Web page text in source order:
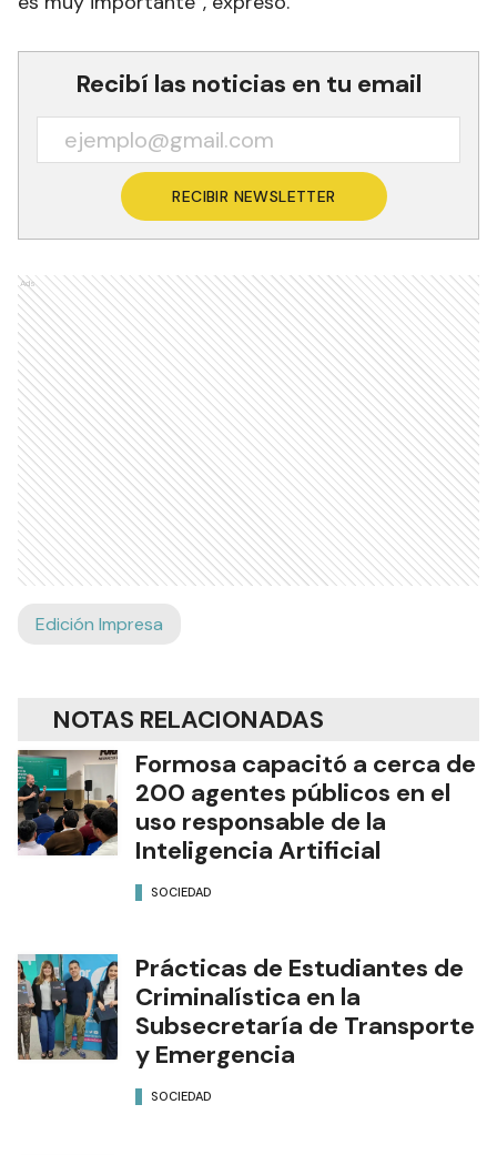
Recibí las noticias en tu email
RECIBIR NEWSLETTER
Ads
Edición Impresa
NOTAS RELACIONADAS
Formosa capacitó a cerca de
200 agentes públicos en el
uso responsable de la
Inteligencia Artificial
SOCIEDAD
Prácticas de Estudiantes de
Criminalística en la
Subsecretaría de Transporte
y Emergencia
SOCIEDAD